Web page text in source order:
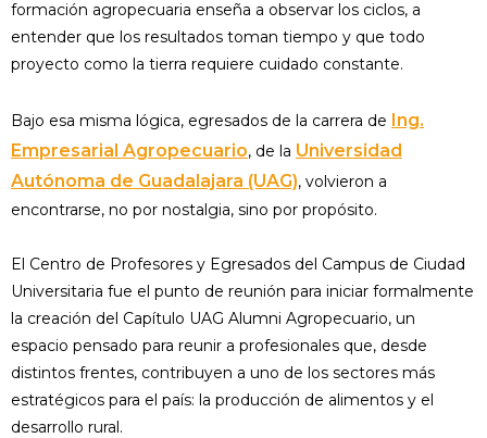
formación agropecuaria enseña a observar los ciclos, a
entender que los resultados toman tiempo y que todo
proyecto como la tierra requiere cuidado constante.
Bajo esa misma lógica, egresados de la carrera de Ing.
Empresarial Agropecuario, de la Universidad
Autónoma de Guadalajara (UAG), volvieron a
encontrarse, no por nostalgia, sino por propósito.
El Centro de Profesores y Egresados del Campus de Ciudad
Universitaria fue el punto de reunión para iniciar formalmente
la creación del Capítulo UAG Alumni Agropecuario, un
espacio pensado para reunir a profesionales que, desde
distintos frentes, contribuyen a uno de los sectores más
estratégicos para el país: la producción de alimentos y el
desarrollo rural.